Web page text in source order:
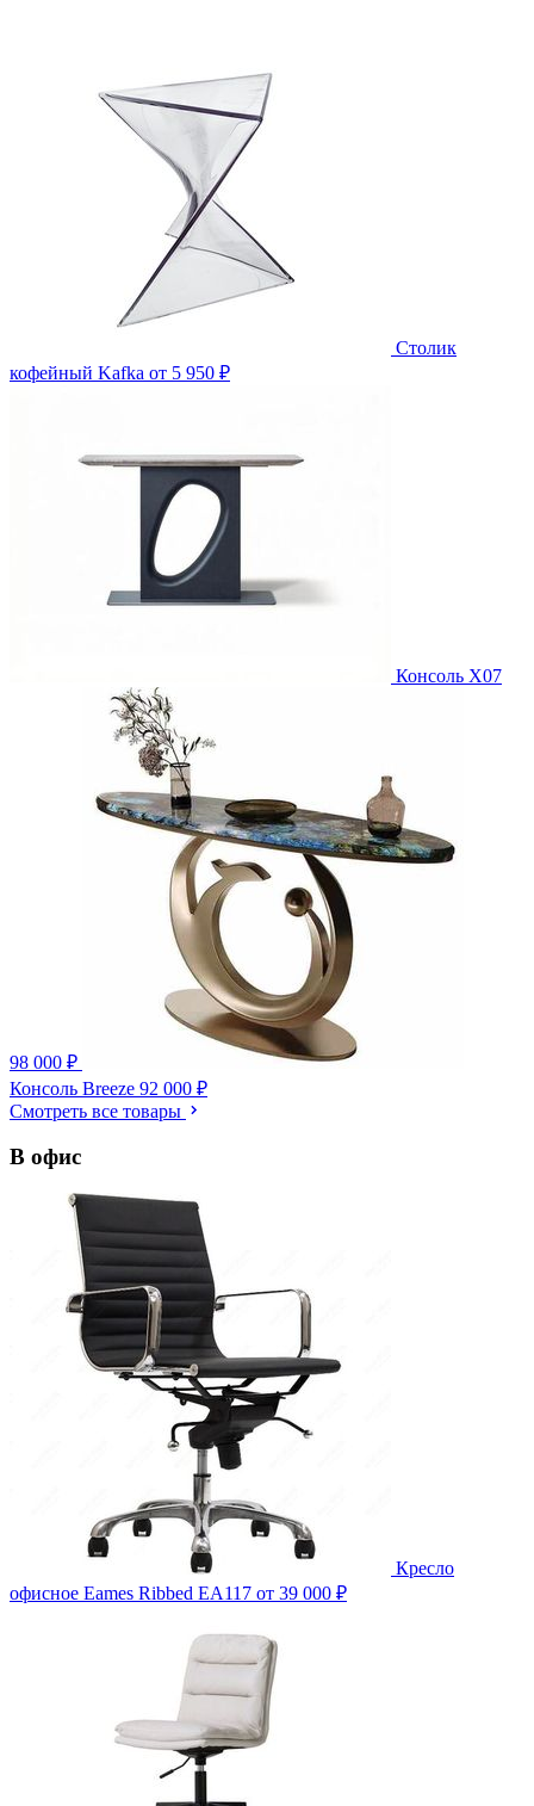
Столик
кофейный Kafka от 5 950 ₽
Консоль X07
98 000 ₽
Консоль Breeze 92 000 ₽
Смотреть все товары
В офис
Кресло
офисное Eames Ribbed EA117 от 39 000 ₽